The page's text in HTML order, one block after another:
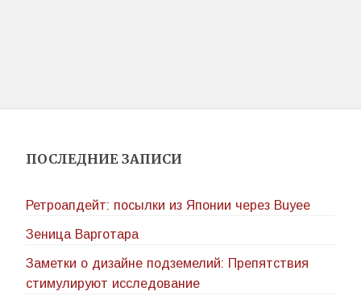
ПОСЛЕДНИЕ ЗАПИСИ
Ретроапдейт: посылки из Японии через Buyee
Зеница Варготара
Заметки о дизайне подземелий: Препятствия
стимулируют исследование